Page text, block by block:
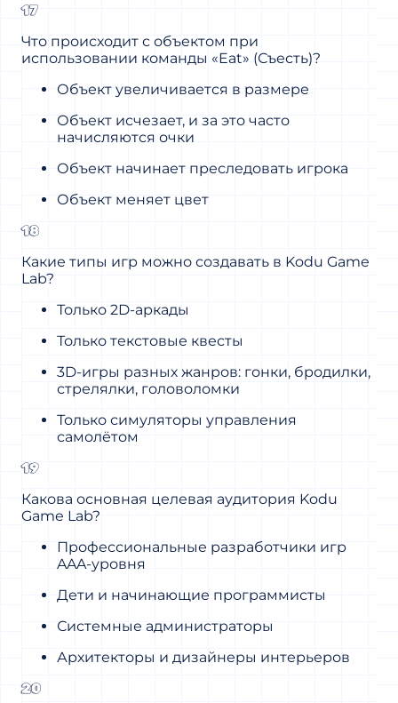
17
Что происходит с объектом при
использовании команды «Eat» (Съесть)?
Объект увеличивается в размере
Объект исчезает, и за это часто
начисляются очки
Объект начинает преследовать игрока
Объект меняет цвет
18
Какие типы игр можно создавать в Kodu Game
Lab?
Только 2D-аркады
Только текстовые квесты
3D-игры разных жанров: гонки, бродилки,
стрелялки, головоломки
Только симуляторы управления
самолётом
19
Какова основная целевая аудитория Kodu
Game Lab?
Профессиональные разработчики игр
AAA-уровня
Дети и начинающие программисты
Системные администраторы
Архитекторы и дизайнеры интерьеров
20